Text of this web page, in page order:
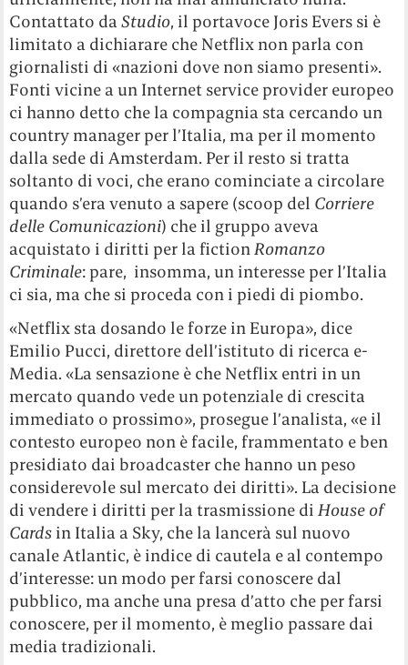
Contattato daStudio, il portavoce Joris Evers si è
limitato a dichiarare che Netflix non parla con
giornalisti di «nazioni dove non siamo presenti».
Fonti vicine a un Internet service provider europeo
ci hanno detto che la compagnia sta cercando un
country manager per l’Italia, ma per il momento
dalla sede di Amsterdam. Per il resto si tratta
soltanto di voci, che erano cominciate a circolare
quando s’era venuto a sapere (scoop del Corriere
delle Comunicazioni) che il gruppo aveva
acquistato i diritti per la fictionRomanzo
Criminale: pare, insomma, un interesse per l’Italia
ci sia, ma che si proceda con i piedi di piombo.
«Netflix sta dosando le forze in Europa», dice
Emilio Pucci, direttore dell’istituto di ricerca e-
Media. «La sensazione è che Netflix entri in un
mercato quando vede un potenziale di crescita
immediato o prossimo», prosegue l’analista, «e il
contesto europeo non è facile, frammentato e ben
presidiato dai broadcaster che hanno un peso
considerevole sul mercato dei diritti». La decisione
di vendere i diritti per la trasmissione diHouse of
Cards in Italia a Sky, che la lancerà sul nuovo
canale Atlantic, è indice di cautela e al contempo
d’interesse: un modo per farsi conoscere dal
pubblico, ma anche una presa d’atto che per farsi
conoscere, per il momento, è meglio passare dai
media tradizionali.